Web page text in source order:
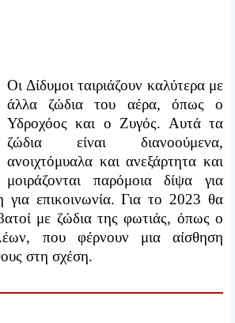
Οι Δίδυμοι ταιριάζουν καλύτερα με
άλλα ζώδια του αέρα, όπως ο
Υδροχόος και ο Ζυγός. Αυτά τα
ζώδια είναι διανοούμενα,
ανοιχτόμυαλα και ανεξάρτητα και
μοιράζονται παρόμοια δίψα για
επικοινωνία. Για το 2023 θα
με ζώδια της φωτιάς, όπως ο
που φέρνουν μια αίσθηση
στη σχέση.